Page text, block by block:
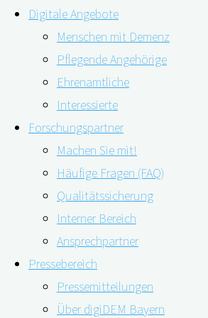
Digitale Angebote
Menschen mit Demenz
Pflegende Angehörige
Ehrenamtliche
Interessierte
Forschungspartner
Machen Sie mit!
Häufige Fragen (FAQ)
Qualitätssicherung
Interner Bereich
Ansprechpartner
Pressebereich
Pressemitteilungen
Über digiDEM Bayern
25.11.2019
Es gibt offenbar Areale in der
Veränderungen bei leichter
(AD) hinweisen könnten. Ein
Forscherteam veröffentlichte dazu
der ZeitschriftNature.